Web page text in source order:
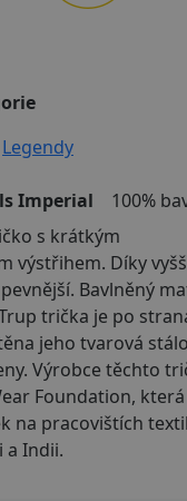
Legendy
Imperial 100%
s krátkým
výstřihem. Díky
Bavlněný
trička je po
jeho tvarová
Výrobce těchto
Foundation,
na pracovištích
a Indii.